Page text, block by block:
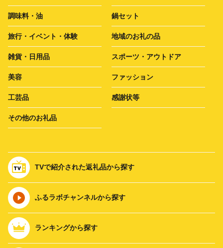
調味料・油 鍋セット
旅行・イベント・体験 地域のお礼の品
雑貨・日用品 スポーツ・アウトドア
美容 ファッション
工芸品 感謝状等
その他のお礼品
TVで紹介された返礼品から探す
ふるラボチャンネルから探す
ランキングから探す